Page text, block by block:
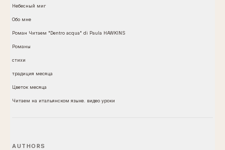
Небесный миг
Обо мне
Роман Читаем "Dentro acqua" di Paula HAWKINS
Романы
стихи
традиция месяца
Цветок месяца
Читаем на итальянском языке. видео уроки
AUTHORS